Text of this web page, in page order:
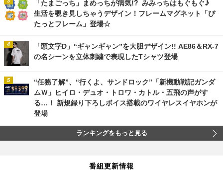
「たまごっち」まめっちが病気!? みみっちはもぐもぐ♪
生活を覗き見しちゃうデザイン！フレームマグネット「ぴ
たっとフレーム」登場☆
「頭文字D」“ギャンギャン”を大胆デザイン!! AE86＆RX-7
の名シーンを立体刺繍で表現したTシャツ登場
“任務了解”、“行くよ、サンドロック”「新機動戦記ガンダ
ムＷ」ヒイロ・デュオ・トロワ・カトル・五飛の声がす
る…！ 新規録り下ろしボイス搭載のワイヤレスイヤホンが
登場
ランキングをもっと見る
番組更新情報